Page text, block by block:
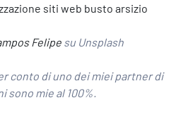
siti web busto arsizio
Felipe su Unsplash
conto di uno dei miei partner di
sono mie al 100%.